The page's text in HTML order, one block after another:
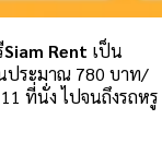
Siam Rent เป็น
ประมาณ 780 บาท/
ที่นั่ง ไปจนถึงรถหรู